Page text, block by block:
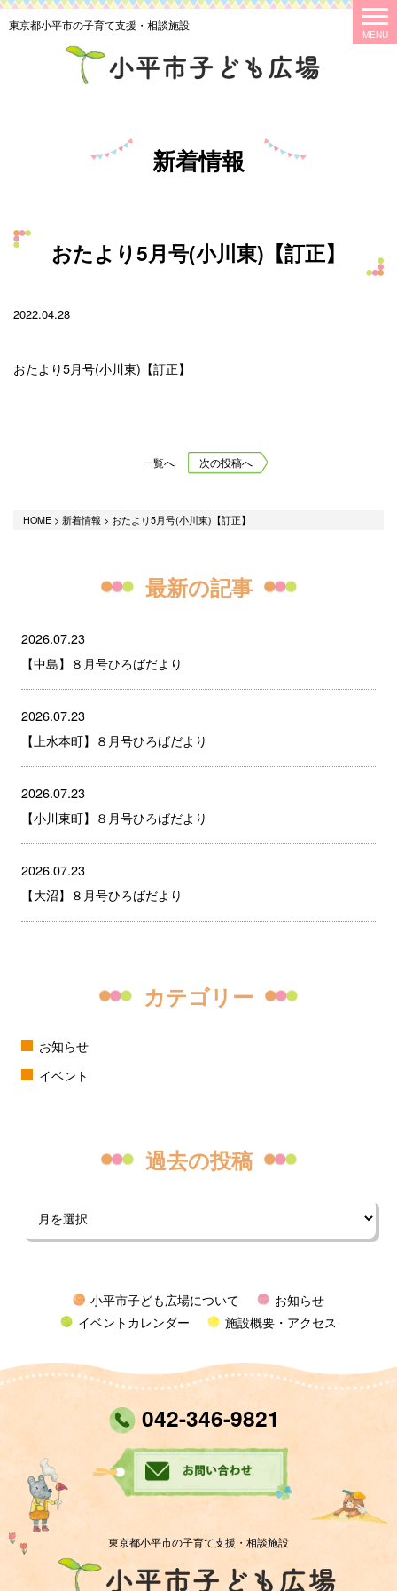
東京都小平市の子育て支援・相談施設
新着情報
おたより5月号(小川東)【訂正】
2022.04.28
おたより5月号(小川東)【訂正】
一覧へ 次の投稿へ
HOME> 新着情報 > おたより5月号(小川東)【訂正】
最新の記事
2026.07.23
【中島】８月号ひろばだより
2026.07.23
【上水本町】８月号ひろばだより
2026.07.23
【小川東町】８月号ひろばだより
2026.07.23
【大沼】８月号ひろばだより
カテゴリー
お知らせ
イベント
過去の投稿
小平市子ども広場について
お知らせ
イベントカレンダー
施設概要・アクセス
042-346-9821
東京都小平市の子育て支援・相談施設